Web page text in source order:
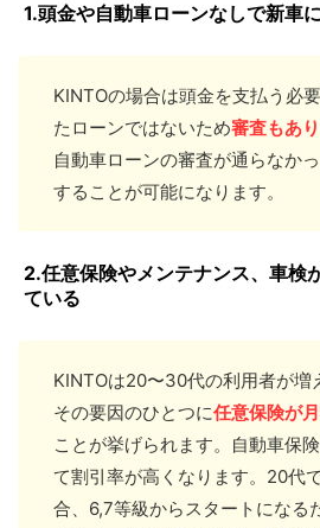
1.頭金や自動車ローンなしで新車
KINTOの場合は頭金を支払う必
たローンではないため審査もあり
自動車ローンの審査が通らなか
することが可能になります。
2.任意保険やメンテナンス、車検
ている
KINTOは20〜30代の利用者が増
その要因のひとつに任意保険が
ことが挙げられます。自動車保
て割引率が高くなります。20代
合、6,7等級からスタートになる